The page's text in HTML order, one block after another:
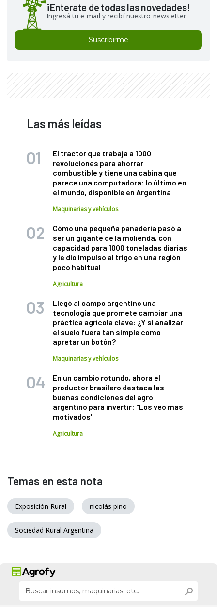
¡Enterate de todas las novedades!
Ingresá tu e-mail y recibí nuestro newsletter
Suscribirme
Las más leídas
El tractor que trabaja a 1000
revoluciones para ahorrar
combustible y tiene una cabina que
parece una computadora: lo último en
el mundo, disponible en Argentina
Maquinarias y vehículos
Cómo una pequeña panadería pasó a
ser un gigante de la molienda, con
capacidad para 1000 toneladas diarias
y le dio impulso al trigo en una región
poco habitual
Agricultura
Llegó al campo argentino una
tecnología que promete cambiar una
práctica agrícola clave: ¿Y si analizar
el suelo fuera tan simple como
apretar un botón?
Maquinarias y vehículos
En un cambio rotundo, ahora el
productor brasilero destaca las
buenas condiciones del agro
argentino para invertir: "Los veo más
motivados"
Agricultura
Temas en esta nota
Exposición Rural nicolás pino
Sociedad Rural Argentina